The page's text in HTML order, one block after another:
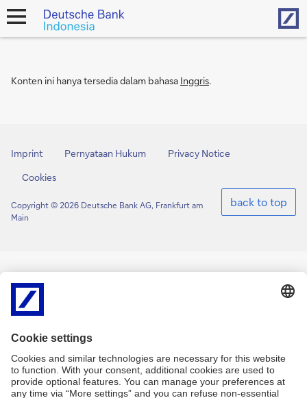
open
navigation
Konten ini hanya tersedia dalam bahasa Inggris.
Imprint Pernyataan Hukum
Privacy Notice
Cookies
back to top
Copyright © 2026 Deutsche Bank AG, Frankfurt am
Main